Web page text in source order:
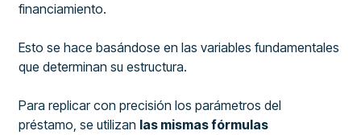
financiamiento.
Esto se hace basándose en las variables fundamentales
que determinan su estructura.
Para replicar con precisión los parámetros del
préstamo, se utilizan las mismas fórmulas